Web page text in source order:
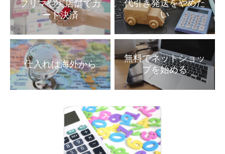
フリマや実店舗でカ
ード決済
代引き発送をやめた
い
仕入れは海外から
無料でネットショッ
プを始める